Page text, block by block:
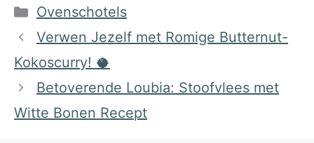
Categorieën
Ovenschotels
Verwen Jezelf met Romige Butternut-
Kokoscurry! 🥥
Betoverende Loubia: Stoofvlees met
Witte Bonen Recept